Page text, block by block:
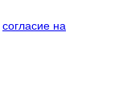
согласие на